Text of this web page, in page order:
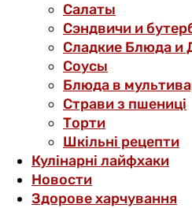
Салаты
Сэндвичи и
Сладкие Блюда и
Соусы
Блюда в
Страви з пшениці
Торти
Шкільні рецепти
Кулінарні лайфхаки
Новости
Здорове харчування